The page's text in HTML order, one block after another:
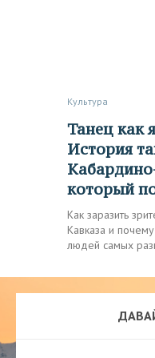
Культура
Танец как язык свободы.
История
который
Как заразить
Кавказа и
людей самых